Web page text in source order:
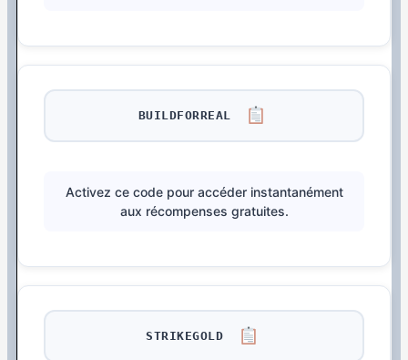
BUILDFORREAL
Activez ce code pour accéder instantanément
aux récompenses gratuites.
STRIKEGOLD